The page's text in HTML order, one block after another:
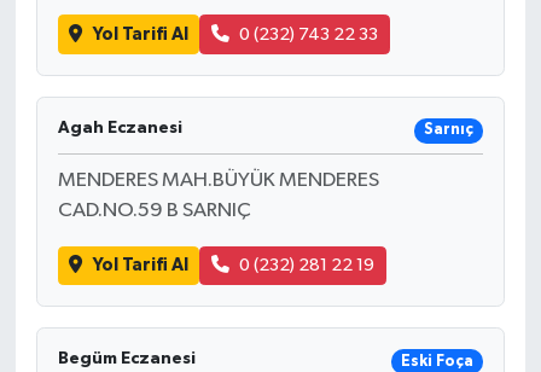
Yol Tarifi Al 0 (232) 743 22 33
Agah Eczanesi Sarnıç
MENDERES MAH.BÜYÜK MENDERES
CAD.NO.59 B SARNIÇ
Yol Tarifi Al 0 (232) 281 22 19
Begüm Eczanesi Eski Foça